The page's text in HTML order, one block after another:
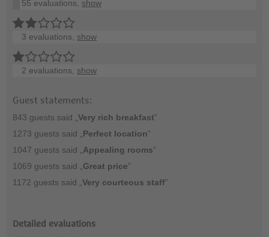
55 evaluations, show
3 evaluations, show
2 evaluations, show
Guest statements:
843 guests said „ Very rich breakfast”
1273 guests said „ Perfect location”
1047 guests said „ Appealing rooms”
1069 guests said „ Great price”
1172 guests said „ Very courteous staff”
Detailed evaluations